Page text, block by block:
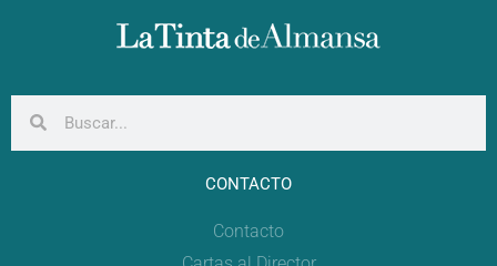
CONTACTO
Contacto